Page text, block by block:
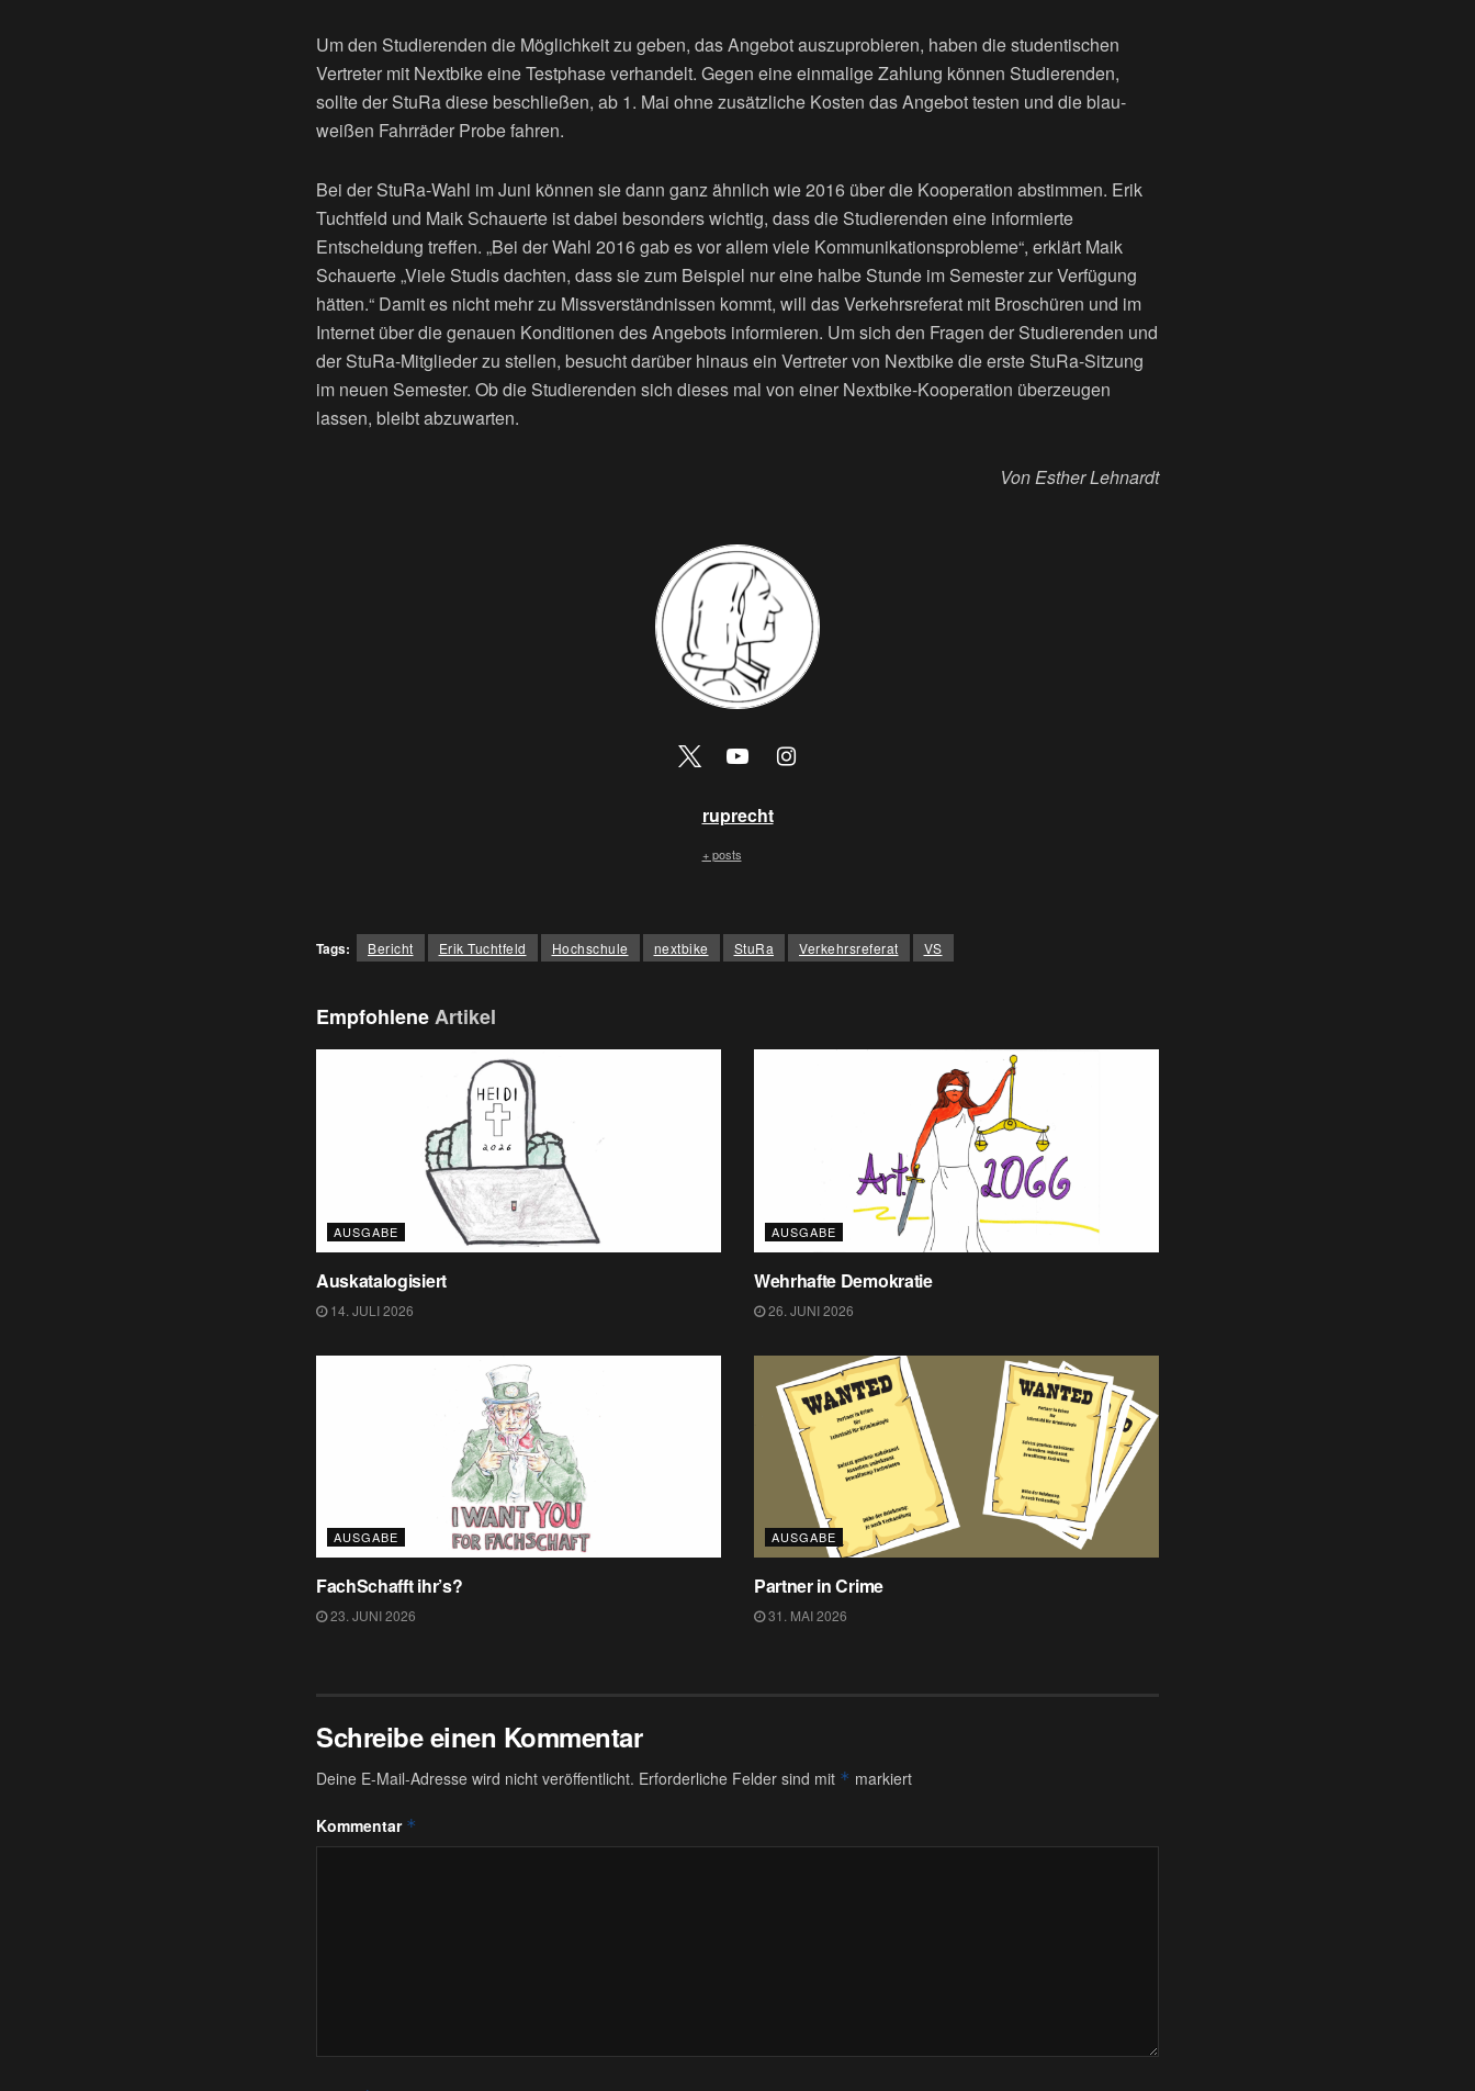
Um den Studierenden die Möglichkeit zu geben, das Angebot auszuprobieren, haben die studentischen
Vertreter mit Nextbike eine Testphase verhandelt. Gegen eine einmalige Zahlung können Studierenden,
sollte der StuRa diese beschließen, ab 1. Mai ohne zusätzliche Kosten das Angebot testen und die blau-
weißen Fahrräder Probe fahren.
Bei der StuRa-Wahl im Juni können sie dann ganz ähnlich wie 2016 über die Kooperation abstimmen. Erik
Tuchtfeld und Maik Schauerte ist dabei besonders wichtig, dass die Studierenden eine informierte
Entscheidung treffen. „Bei der Wahl 2016 gab es vor allem viele Kommunikationsprobleme“, erklärt Maik
Schauerte „Viele Studis dachten, dass sie zum Beispiel nur eine halbe Stunde im Semester zur Verfügung
hätten.“ Damit es nicht mehr zu Missverständnissen kommt, will das Verkehrsreferat mit Broschüren und im
Internet über die genauen Konditionen des Angebots informieren. Um sich den Fragen der Studierenden und
der StuRa-Mitglieder zu stellen, besucht darüber hinaus ein Vertreter von Nextbike die erste StuRa-Sitzung
im neuen Semester. Ob die Studierenden sich dieses mal von einer Nextbike-Kooperation überzeugen
lassen, bleibt abzuwarten.
Von Esther Lehnardt
ruprecht
+ posts
Tags: Bericht Erik Tuchtfeld Hochschule nextbike StuRa Verkehrsreferat VS
EmpfohleneArtikel
AUSGABE
Auskatalogisiert
14. JULI 2026
AUSGABE
Wehrhafte Demokratie
26. JUNI 2026
AUSGABE
FachSchafft ihr’s?
23. JUNI 2026
AUSGABE
Partner in Crime
31. MAI 2026
Schreibe einen Kommentar
Deine E-Mail-Adresse wird nicht veröffentlicht. Erforderliche Felder sind mit * markiert
Kommentar *